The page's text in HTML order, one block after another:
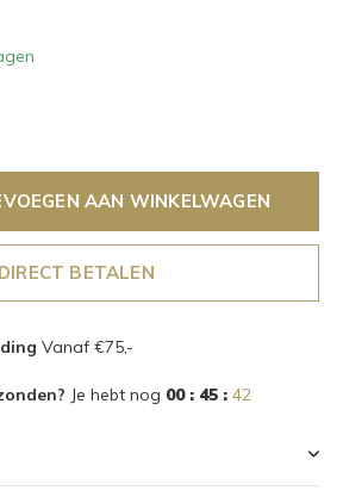
AAN WINKELWAGEN
DIRECT BETALEN
Vanaf €75,-
Je hebt nog 00 : 45 : 42